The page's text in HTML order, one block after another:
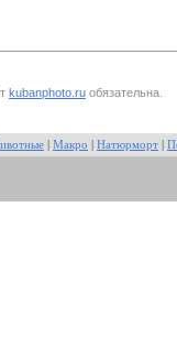
kubanphoto.ru обязательна.
Макро Натюрморт